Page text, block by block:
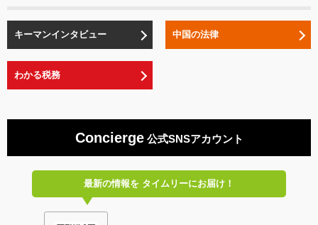
キーマンインタビュー 中国の法律
わかる税務
Concierge公式SNSアカウント
最新の情報をタイムリーにお届け！